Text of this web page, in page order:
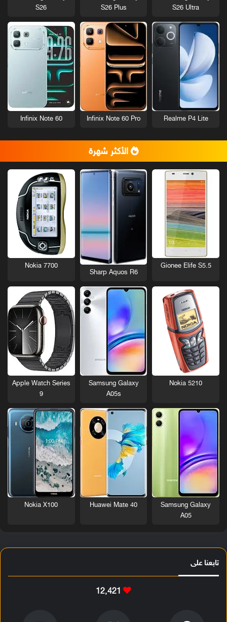
S26 Ultra
S26 Plus
S26
Realme P4 Lite
Infinix Note 60 Pro
Infinix Note 60
الأكثر شهرة
Gionee Elife S5.5
Sharp Aquos R6
Nokia 7700
Nokia 5210
Samsung Galaxy
A05s
Apple Watch Series
9
Samsung Galaxy
A05
Huawei Mate 40
Nokia X100
تابعنا على
12٬421